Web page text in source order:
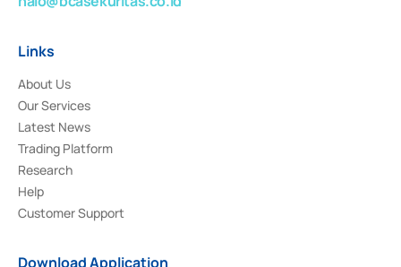
Links
About Us
Our Services
Latest News
Trading Platform
Research
Help
Customer Support
Download Application